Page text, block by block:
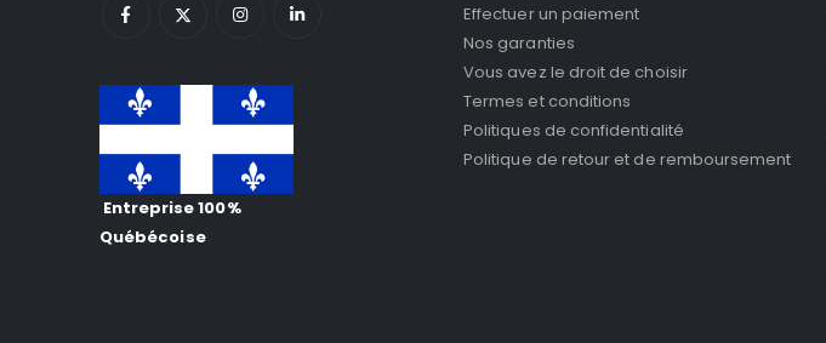
Entreprise 100%
Québécoise
Effectuer un paiement
Nos garanties
Vous avez le droit de choisir
Termes et conditions
Politiques de confidentialité
Politique de retour et de remboursement